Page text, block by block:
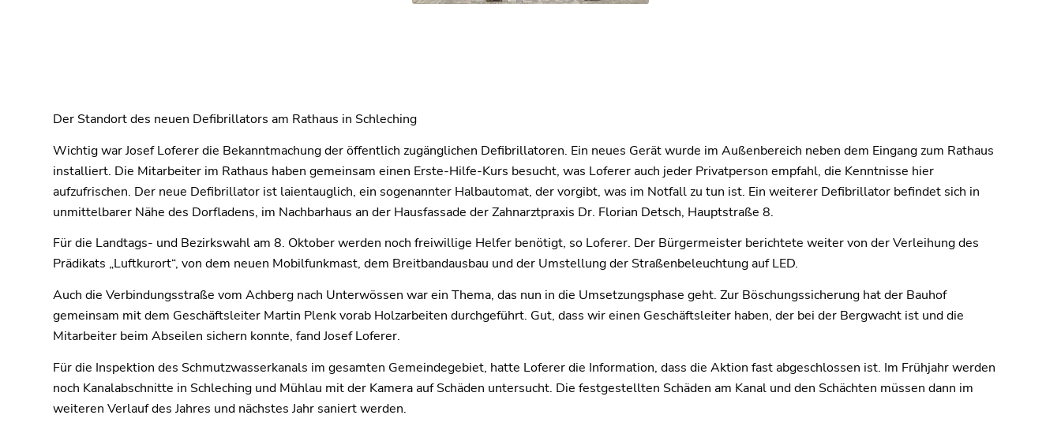
Der Standort des neuen Defibrillators am Rathaus in Schleching
Wichtig war Josef Loferer die Bekanntmachung der öffentlich zugänglichen Defibrillatoren. Ein neues Gerät wurde im Außenbereich neben dem Eingang zum Rathaus
installiert. Die Mitarbeiter im Rathaus haben gemeinsam einen Erste-Hilfe-Kurs besucht, was Loferer auch jeder Privatperson empfahl, die Kenntnisse hier
aufzufrischen. Der neue Defibrillator ist laientauglich, ein sogenannter Halbautomat, der vorgibt, was im Notfall zu tun ist. Ein weiterer Defibrillator befindet sich in
unmittelbarer Nähe des Dorfladens, im Nachbarhaus an der Hausfassade der Zahnarztpraxis Dr. Florian Detsch, Hauptstraße 8.
Für die Landtags- und Bezirkswahl am 8. Oktober werden noch freiwillige Helfer benötigt, so Loferer. Der Bürgermeister berichtete weiter von der Verleihung des
Prädikats „Luftkurort“, von dem neuen Mobilfunkmast, dem Breitbandausbau und der Umstellung der Straßenbeleuchtung auf LED.
Auch die Verbindungsstraße vom Achberg nach Unterwössen war ein Thema, das nun in die Umsetzungsphase geht. Zur Böschungssicherung hat der Bauhof
gemeinsam mit dem Geschäftsleiter Martin Plenk vorab Holzarbeiten durchgeführt. Gut, dass wir einen Geschäftsleiter haben, der bei der Bergwacht ist und die
Mitarbeiter beim Abseilen sichern konnte, fand Josef Loferer.
Für die Inspektion des Schmutzwasserkanals im gesamten Gemeindegebiet, hatte Loferer die Information, dass die Aktion fast abgeschlossen ist. Im Frühjahr werden
noch Kanalabschnitte in Schleching und Mühlau mit der Kamera auf Schäden untersucht. Die festgestellten Schäden am Kanal und den Schächten müssen dann im
weiteren Verlauf des Jahres und nächstes Jahr saniert werden.